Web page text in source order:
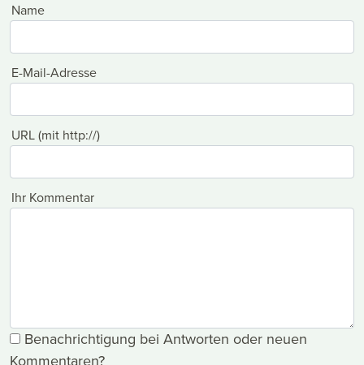
Name
E-Mail-Adresse
URL (mit http://)
Ihr Kommentar
Benachrichtigung bei Antworten oder neuen